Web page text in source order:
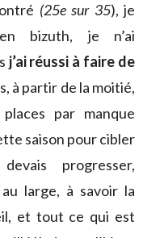
(25e sur 35), je
bizuth, je n’ai
j’ai réussi à faire de
à partir de la moitié,
par manque
saison pour cibler
progresser,
large, à savoir la
et tout ce qui est